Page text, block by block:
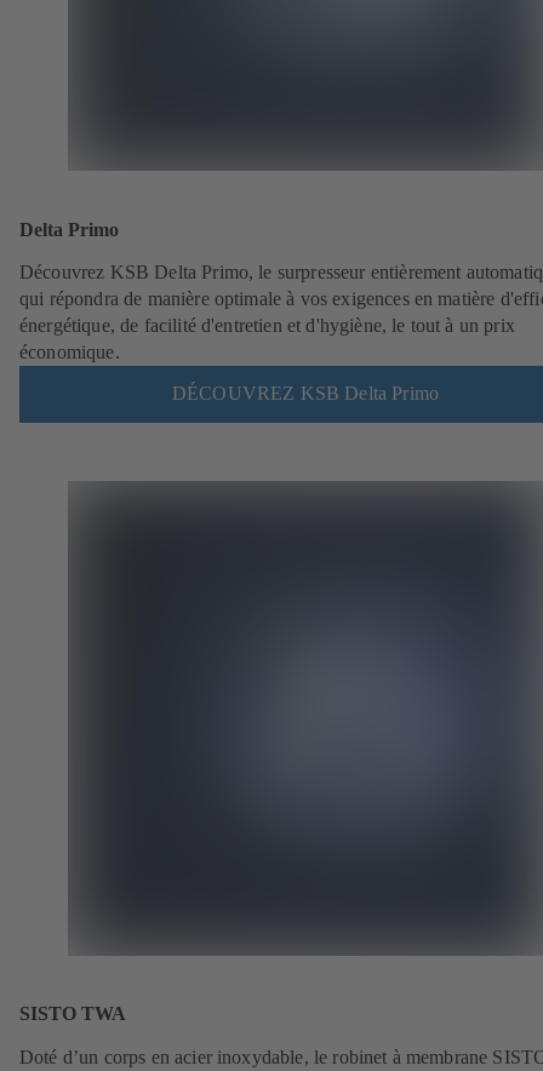
Delta Primo
Découvrez KSB Delta Primo, le surpresseur entièrement
qui répondra de manière optimale à vos exigences en matière
énergétique, de facilité d'entretien et d'hygiène, le tout à un prix
économique.
DÉCOUVREZ KSB Delta Primo
SISTO TWA
Doté d’un corps en acier inoxydable, le robinet à membrane